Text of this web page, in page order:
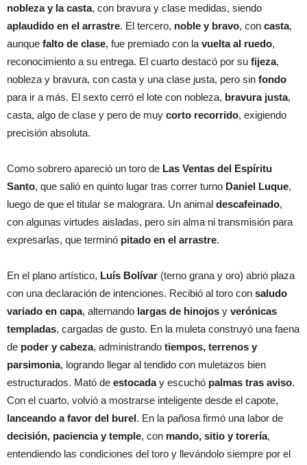
nobleza y la casta, con bravura y clase medidas, siendo
aplaudido en el arrastre. El tercero, noble y bravo, con casta,
aunque falto de clase, fue premiado con lavuelta al ruedo,
reconocimiento a su entrega. El cuarto destacó por su fijeza,
nobleza y bravura, con casta y una clase justa, pero sin fondo
para ir a más. El sexto cerró el lote con nobleza, bravura justa,
casta, algo de clase y pero de muy corto recorrido, exigiendo
precisión absoluta.
Como sobrero apareció un toro de Las Ventas del Espíritu
Santo, que salió en quinto lugar tras correr turno Daniel Luque,
luego de que el titular se malograra. Un animal descafeinado,
con algunas virtudes aisladas, pero sin alma ni transmisión para
expresarlas, que terminó pitado en el arrastre.
En el plano artístico, Luís Bolívar (terno grana y oro) abrió plaza
con una declaración de intenciones. Recibió al toro con saludo
variado en capa, alternando largas de hinojos y verónicas
templadas, cargadas de gusto. En la muleta construyó una faena
de poder y cabeza, administrando tiempos, terrenos y
parsimonia, logrando llegar al tendido con muletazos bien
estructurados. Mató de estocaday escuchó palmas tras aviso.
Con el cuarto, volvió a mostrarse inteligente desde el capote,
lanceando a favor del burel. En la pañosa firmó una labor de
decisión, paciencia y temple, con mando, sitio y torería,
entendiendo las condiciones del toro y llevándolo siempre por el